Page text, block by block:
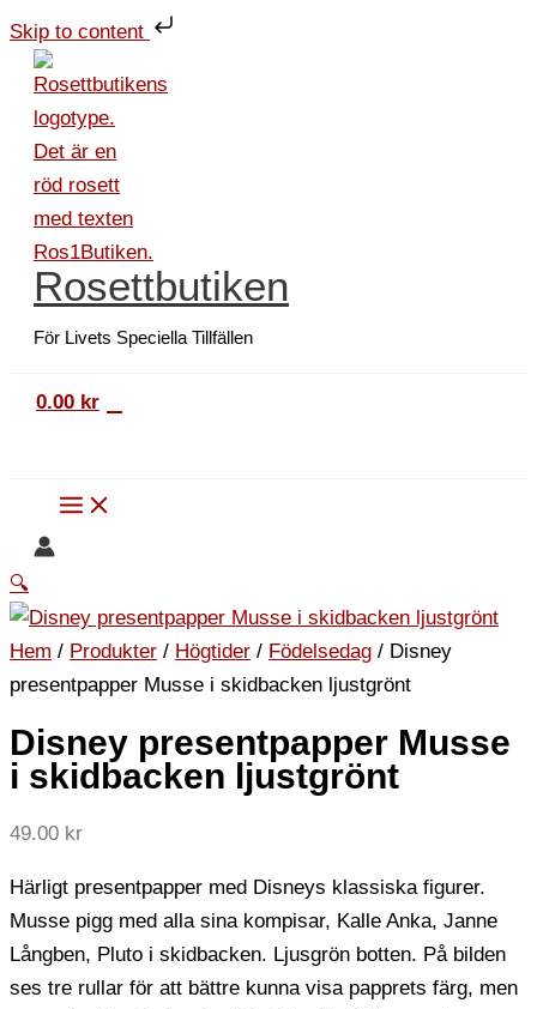
Skip to content
till
innehåll
Rosettbutiken
För Livets Speciella Tillfällen
0.00 kr
🔍
Hem / Produkter / Högtider / Födelsedag / Disney
presentpapper Musse i skidbacken ljustgrönt
Disney presentpapper Musse
i skidbacken ljustgrönt
49.00 kr
Härligt presentpapper med Disneys klassiska figurer.
Musse pigg med alla sina kompisar, Kalle Anka, Janne
Långben, Pluto i skidbacken. Ljusgrön botten. På bilden
ses tre rullar för att bättre kunna visa papprets färg, men
presentpapper
Musse
skidbacken
ljustgrönt
mängd